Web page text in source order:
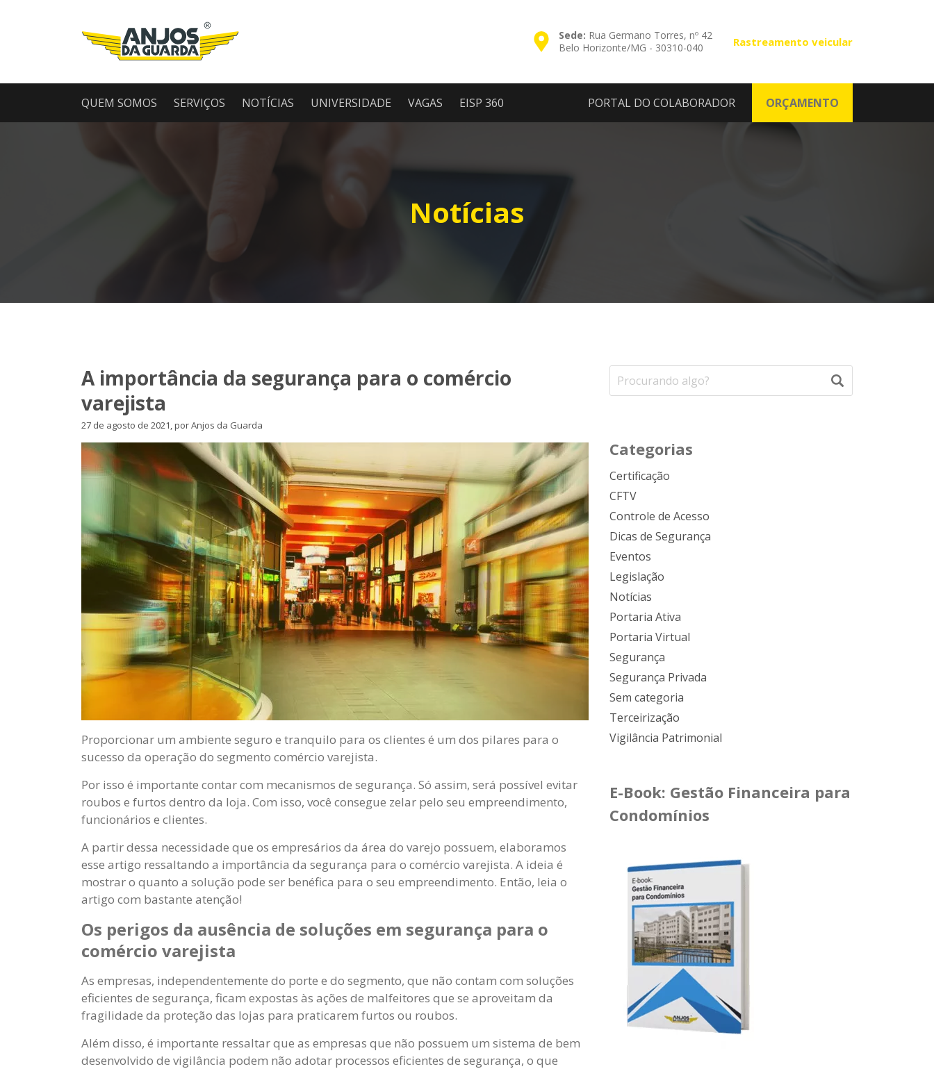
Sede: Rua Germano Torres, nº 42
Belo Horizonte/MG - 30310-040
Rastreamento veicular
QUEM SOMOS SERVIÇOS NOTÍCIAS UNIVERSIDADE VAGAS EISP 360 PORTAL DO COLABORADOR ORÇAMENTO
Notícias
A importância da segurança para o comércio
varejista
27 de agosto de 2021, por Anjos da Guarda
Proporcionar um ambiente seguro e tranquilo para os clientes é um dos pilares para o
sucesso da operação do segmento comércio varejista.
Por isso é importante contar com mecanismos de segurança. Só assim, será possível evitar
roubos e furtos dentro da loja. Com isso, você consegue zelar pelo seu empreendimento,
funcionários e clientes.
A partir dessa necessidade que os empresários da área do varejo possuem, elaboramos
esse artigo ressaltando a importância da segurança para o comércio varejista. A ideia é
mostrar o quanto a solução pode ser benéfica para o seu empreendimento. Então, leia o
artigo com bastante atenção!
Os perigos da ausência de soluções em segurança para o
comércio varejista
As empresas, independentemente do porte e do segmento, que não contam com soluções
eficientes de segurança, ficam expostas às ações de malfeitores que se aproveitam da
fragilidade da proteção das lojas para praticarem furtos ou roubos.
Além disso, é importante ressaltar que as empresas que não possuem um sistema de bem
desenvolvido de vigilância podem não adotar processos eficientes de segurança, o que
Categorias
Certificação
CFTV
Controle de Acesso
Dicas de Segurança
Eventos
Legislação
Notícias
Portaria Ativa
Portaria Virtual
Segurança
Segurança Privada
Sem categoria
Terceirização
Vigilância Patrimonial
E-Book: Gestão Financeira para
Condomínios